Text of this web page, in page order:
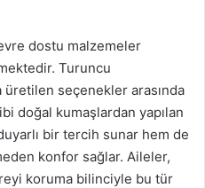
dostu malzemeler
Turuncu
seçenekler arasında
doğal kumaşlardan yapılan
bir tercih sunar hem de
konfor sağlar. Aileler,
koruma bilinciyle bu tür